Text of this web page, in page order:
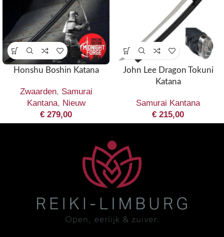
Honshu Boshin Katana
Zwaarden, Samurai
Kantana, Nieuw
€ 279,00
John Lee Dragon Tokuni
Katana
Samurai Kantana
€ 215,00